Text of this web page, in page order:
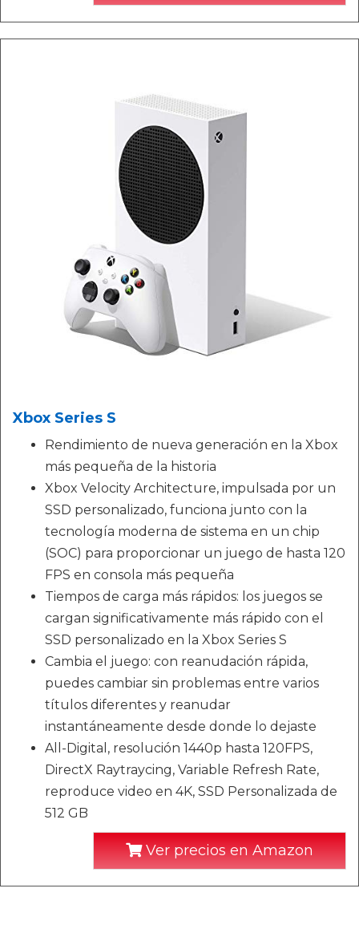
Xbox Series S
Rendimiento de nueva generación en la Xbox
más pequeña de la historia
Xbox Velocity Architecture, impulsada por un
SSD personalizado, funciona junto con la
tecnología moderna de sistema en un chip
(SOC) para proporcionar un juego de hasta 120
FPS en consola más pequeña
Tiempos de carga más rápidos: los juegos se
cargan significativamente más rápido con el
SSD personalizado en la Xbox Series S
Cambia el juego: con reanudación rápida,
puedes cambiar sin problemas entre varios
títulos diferentes y reanudar
instantáneamente desde donde lo dejaste
All-Digital, resolución 1440p hasta 120FPS,
DirectX Raytraycing, Variable Refresh Rate,
reproduce video en 4K, SSD Personalizada de
512 GB
Ver precios en Amazon